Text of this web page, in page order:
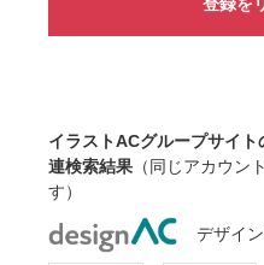
登録を
イラストACグループサイ
連検索結果 （同じアカウン
す）
デザイ